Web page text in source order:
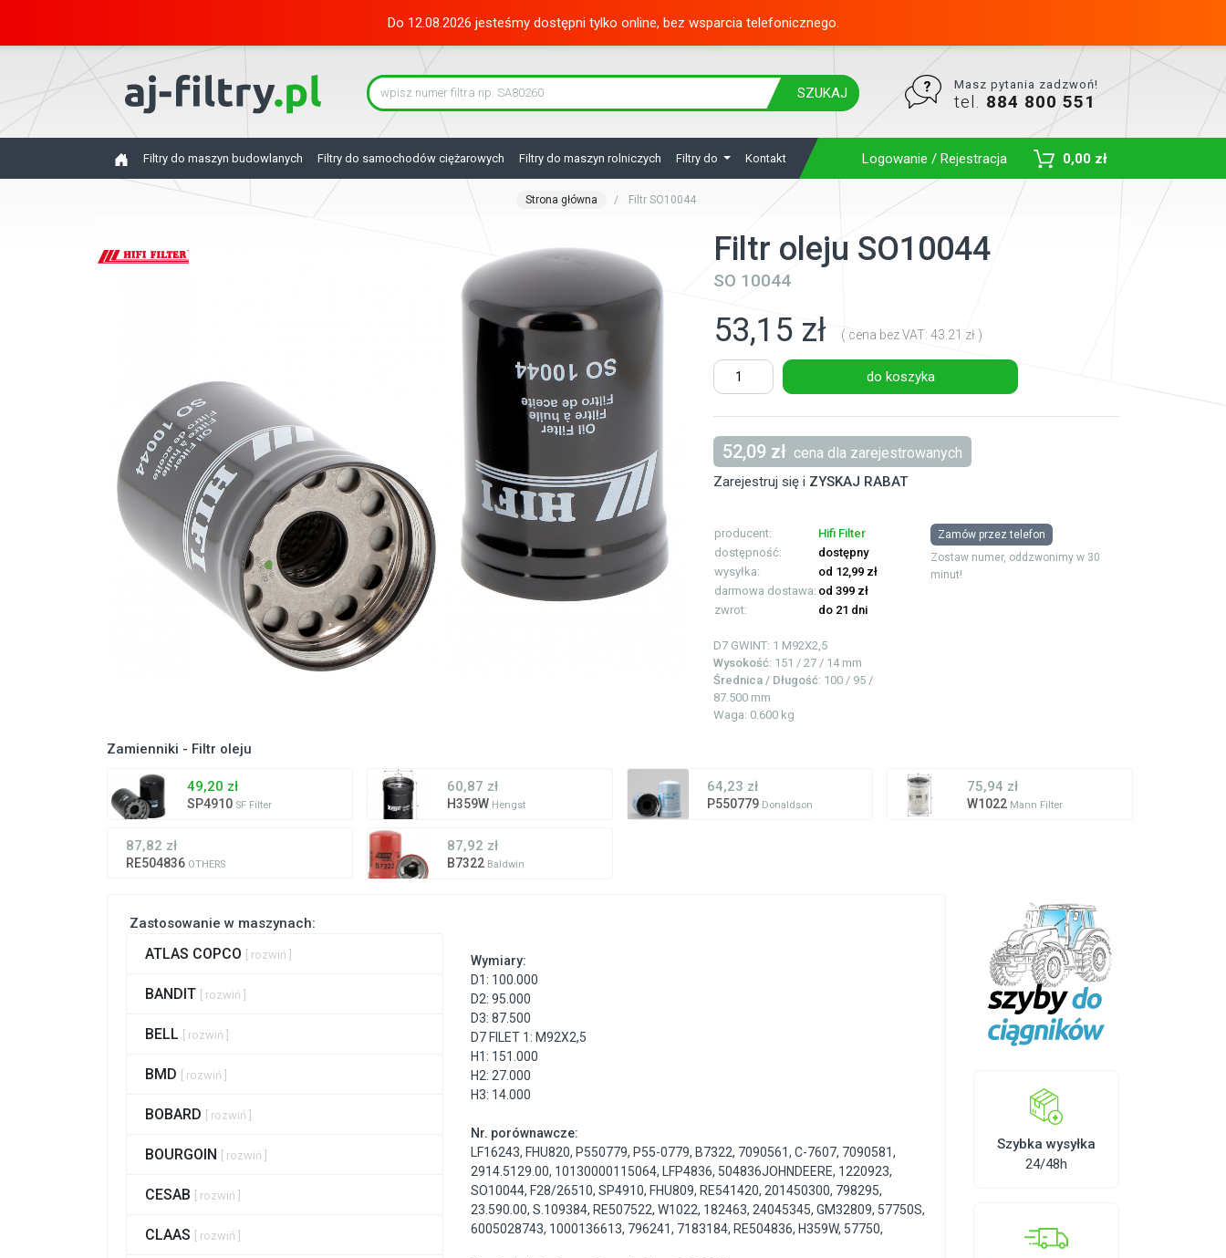
Do 12.08.2026 jesteśmy dostępni tylko online, bez wsparcia telefonicznego.
SZUKAJ
Masz pytania zadzwoń!
tel. 884 800 551
Filtry do maszyn budowlanych Filtry do samochodów ciężarowych Filtry do maszyn rolniczych Filtry do Kontakt Logowanie / Rejestracja 0,00 zł
Strona główna Filtr SO10044
Filtr oleju SO10044
SO 10044
53,15 zł ( cena bez VAT: 43.21 zł )
do koszyka
52,09 zł cena dla zarejestrowanych
Zarejestruj się i ZYSKAJ RABAT
producent:
Hifi Filter
dostępność:
dostępny
wysyłka:
od 12,99 zł
darmowa dostawa: od 399 zł
zwrot:
do 21 dni
D7 GWINT: 1 M92X2,5
Wysokość: 151 / 27 / 14 mm
Średnica / Długość: 100 / 95 /
87.500 mm
Waga: 0.600 kg
Zamów przez telefon
Zostaw numer, oddzwonimy w 30
minut!
Zamienniki - Filtr oleju
49,20 zł
SP4910 SF Filter
60,87 zł
H359W Hengst
64,23 zł
P550779 Donaldson
75,94 zł
W1022 Mann Filter
87,82 zł
RE504836 OTHERS
87,92 zł
B7322 Baldwin
Zastosowanie w maszynach:
ATLAS COPCO [ rozwiń ]
BANDIT [ rozwiń ]
BELL [ rozwiń ]
BMD [ rozwiń ]
BOBARD [ rozwiń ]
BOURGOIN [ rozwiń ]
CESAB [ rozwiń ]
CLAAS [ rozwiń ]
Wymiary:
D1: 100.000
D2: 95.000
D3: 87.500
D7 FILET 1: M92X2,5
H1: 151.000
H2: 27.000
H3: 14.000
Nr. porównawcze:
LF16243, FHU820, P550779, P55-0779, B7322, 7090561,C-7607, 7090581,
2914.5129.00, 10130000115064, LFP4836, 504836JOHNDEERE, 1220923,
SO10044, F28/26510,SP4910, FHU809, RE541420,201450300, 798295,
23.590.00,S.109384, RE507522,W1022, 182463,24045345,GM32809, 57750S,
6005028743, 1000136613, 796241, 7183184, RE504836, H359W, 57750,
Szybka wysyłka
24/48h